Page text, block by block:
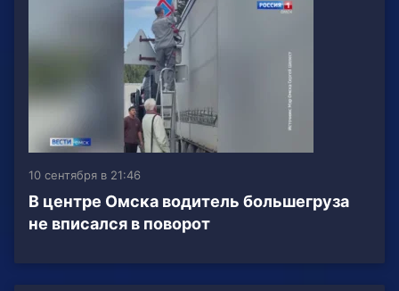
10 сентября в 21:46
В центре Омска водитель большегруза
не вписался в поворот